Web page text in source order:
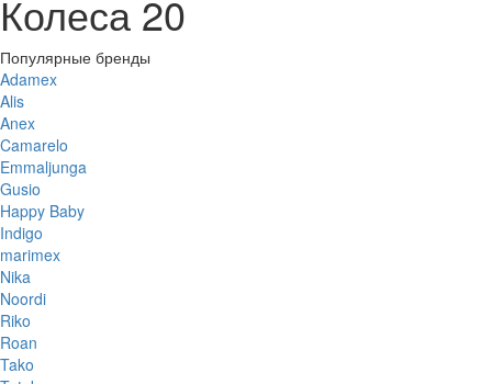
Колеса 20
Популярные бренды
Adamex
Alis
Anex
Camarelo
Emmaljunga
Gusio
Happy Baby
Indigo
marimex
Nika
Noordi
Riko
Roan
Tako